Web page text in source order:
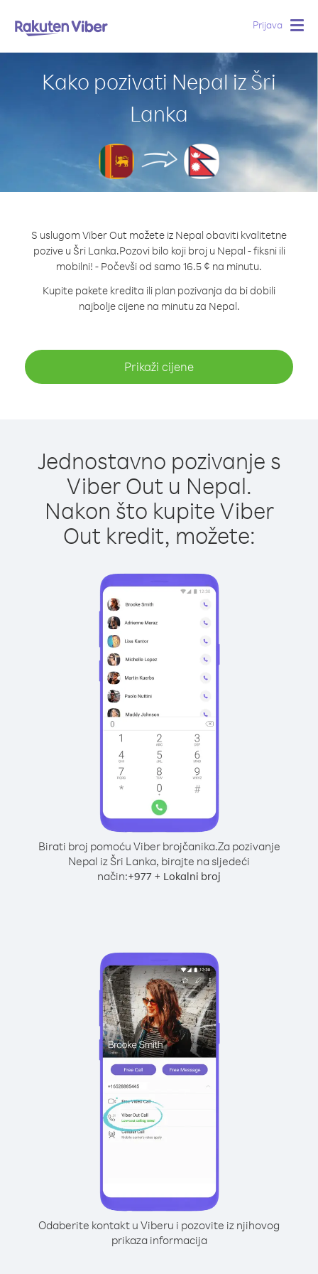
Prijava
Kako pozivati Nepal iz Šri
Lanka
S uslugom Viber Out možete iz Nepal obaviti kvalitetne
pozive u Šri Lanka.Pozovi bilo koji broj u Nepal - fiksni ili
mobilni! - Počevši od samo 16.5 ¢ na minutu.
Kupite pakete kredita ili plan pozivanja da bi dobili
najbolje cijene na minutu za Nepal.
Prikaži cijene
Jednostavno pozivanje s
Viber Out u Nepal.
Nakon što kupite Viber
Out kredit, možete:
Birati broj pomoću Viber brojčanika.Za pozivanje
Nepal iz Šri Lanka, birajte na sljedeći
način:+977 + Lokalni broj
Odaberite kontakt u Viberu i pozovite iz njihovog
prikaza informacija